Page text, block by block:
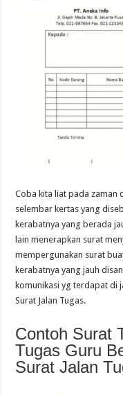
Coba kita liat pada zaman
selembar kertas yang
kerabatnya yang berada
lain menerapkan surat
mempergunakan surat
kerabatnya yang jauh
komunikasi yg terdapat di
Surat Jalan Tugas.
Contoh Surat
Tugas Guru
Surat Jalan